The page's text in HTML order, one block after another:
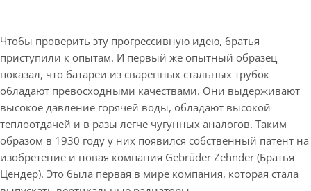
Чтобы проверить эту прогрессивную идею, братья
приступили к опытам. И первый же опытный образец
показал, что батареи из сваренных стальных трубок
обладают превосходными качествами. Они выдерживают
высокое давление горячей воды, обладают высокой
теплоотдачей и в разы легче чугунных аналогов. Таким
образом в 1930 году у них появился собственный патент на
изобретение и новая компания Gebrüder Zehnder (Братья
Цендер). Это была первая в мире компания, которая стала